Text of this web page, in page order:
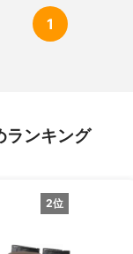
1
ランキング
2位